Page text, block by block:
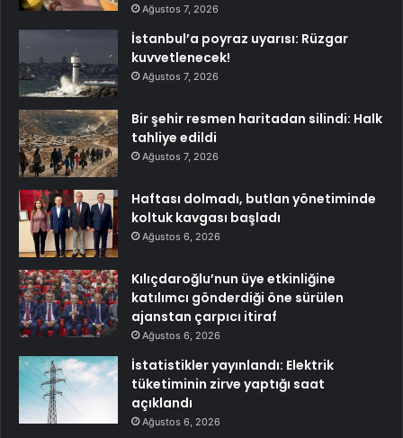
Ağustos 7, 2026
İstanbul’a poyraz uyarısı: Rüzgar
kuvvetlenecek!
Ağustos 7, 2026
Bir şehir resmen haritadan silindi: Halk
tahliye edildi
Ağustos 7, 2026
Haftası dolmadı, butlan yönetiminde
koltuk kavgası başladı
Ağustos 6, 2026
Kılıçdaroğlu’nun üye etkinliğine
katılımcı gönderdiği öne sürülen
ajanstan çarpıcı itiraf
Ağustos 6, 2026
İstatistikler yayınlandı: Elektrik
tüketiminin zirve yaptığı saat
açıklandı
Ağustos 6, 2026